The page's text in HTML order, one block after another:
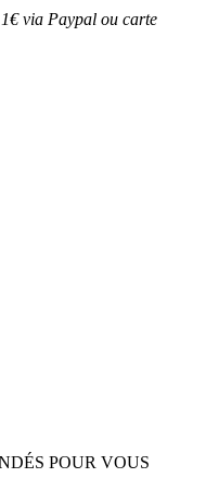
via Paypal ou carte
POUR VOUS